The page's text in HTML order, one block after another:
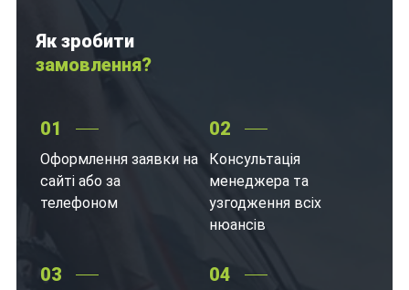
Як зробити
замовлення?
01
Оформлення заявки на
сайті або за
телефоном
02
Консультація
менеджера та
узгодження всіх
нюансів
03 04